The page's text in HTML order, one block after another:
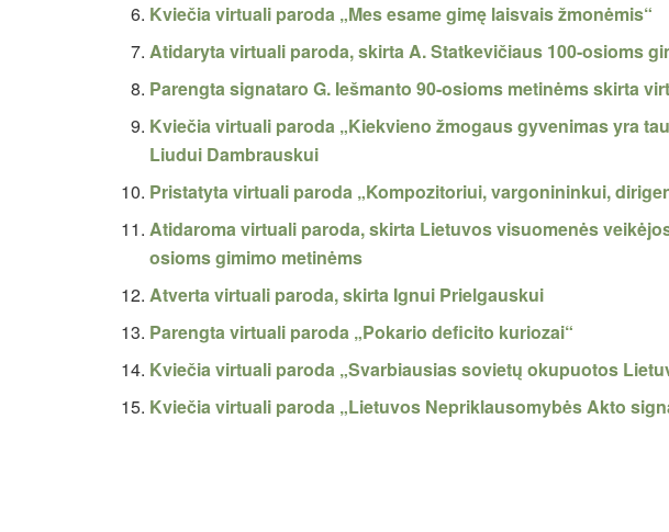
Kviečia virtuali paroda „Mes esame gimę laisvais žmonėmis“
Atidaryta virtuali paroda, skirta A. Statkevičiaus 100-osioms
Parengta signataro G. Iešmanto 90-osioms metinėms skirta
Kviečia virtuali paroda „Kiekvieno žmogaus gyvenimas yra
Liudui Dambrauskui
Pristatyta virtuali paroda „Kompozitoriui, vargonininkui,
Atidaroma virtuali paroda, skirta Lietuvos visuomenės
osioms gimimo metinėms
Atverta virtuali paroda, skirta Ignui Prielgauskui
Parengta virtuali paroda „Pokario deficito kuriozai“
Kviečia virtuali paroda „Svarbiausias sovietų okupuotos
Kviečia virtuali paroda „Lietuvos Nepriklausomybės Akto